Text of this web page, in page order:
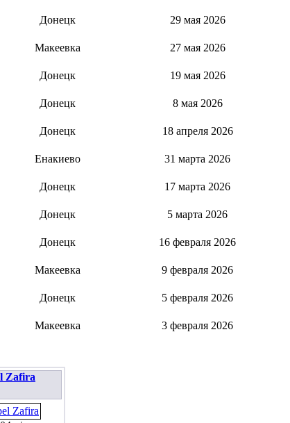
Донецк 29 мая 2026
Макеевка 27 мая 2026
Донецк 19 мая 2026
Донецк 8 мая 2026
Донецк 18 апреля 2026
Енакиево 31 марта 2026
Донецк 17 марта 2026
Донецк 5 марта 2026
Донецк 16 февраля 2026
Макеевка 9 февраля 2026
Донецк 5 февраля 2026
Макеевка
3 февраля 2026
Zafira